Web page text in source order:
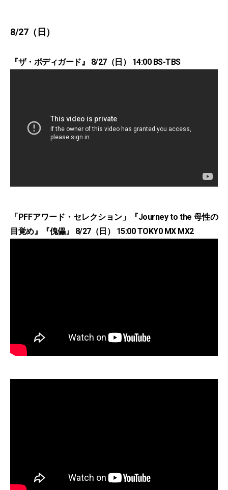
8/27（日）
『ザ・ボディガード』 8/27（日） 14:00 BS-TBS
「PFFアワード・セレクション」『Journey to the 母性の
目覚め』『傀儡』 8/27（日） 15:00 TOKY0 MX MX2